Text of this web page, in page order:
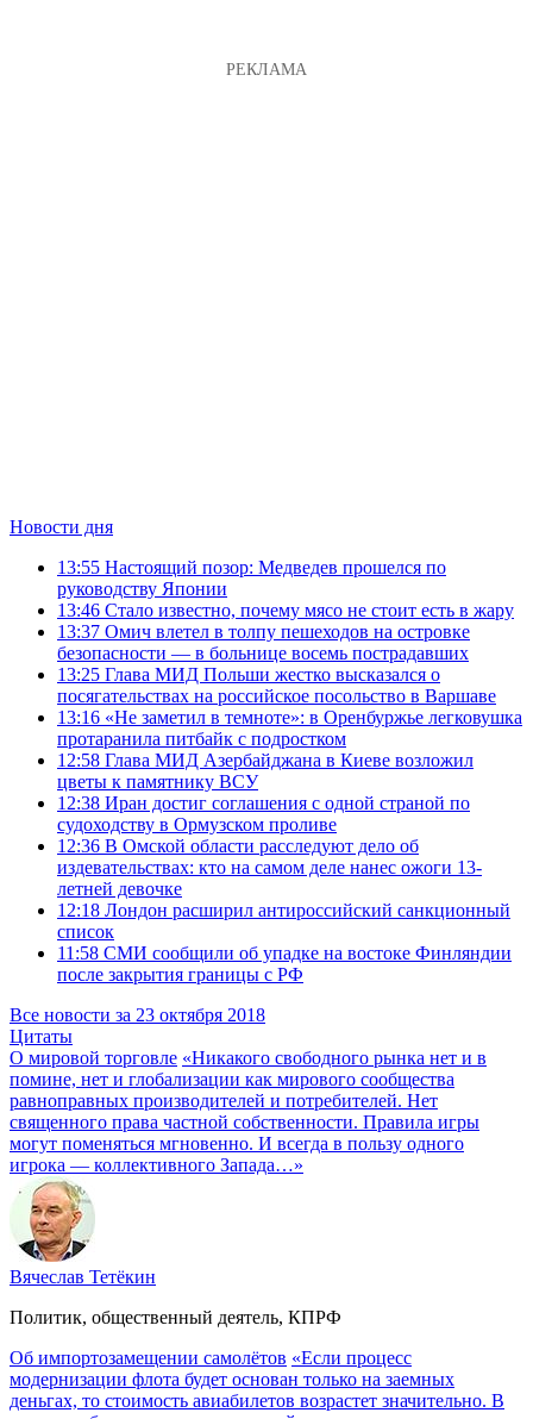
Новости дня
13:55 Настоящий позор: Медведев прошелся по
руководству Японии
13:46 Стало известно, почему мясо не стоит есть в жару
13:37 Омич влетел в толпу пешеходов на островке
безопасности — в больнице восемь пострадавших
13:25 Глава МИД Польши жестко высказался о
посягательствах на российское посольство в Варшаве
13:16 «Не заметил в темноте»: в Оренбуржье легковушка
протаранила питбайк с подростком
12:58 Глава МИД Азербайджана в Киеве возложил
цветы к памятнику ВСУ
12:38 Иран достиг соглашения с одной страной по
судоходству в Ормузском проливе
12:36 В Омской области расследуют дело об
издевательствах: кто на самом деле нанес ожоги 13-
летней девочке
12:18 Лондон расширил антироссийский санкционный
список
11:58 СМИ сообщили об упадке на востоке Финляндии
после закрытия границы с РФ
Все новости за 23 октября 2018
Цитаты
О мировой торговле «Никакого свободного рынка нет и в
помине, нет и глобализации как мирового сообщества
равноправных производителей и потребителей. Нет
священного права частной собственности. Правила игры
могут поменяться мгновенно. И всегда в пользу одного
игрока — коллективного Запада…»
Вячеслав Тетёкин
Политик, общественный деятель, КПРФ
Об импортозамещении самолётов «Если процесс
модернизации флота будет основан только на заемных
деньгах, то стоимость авиабилетов возрастет значительно. В